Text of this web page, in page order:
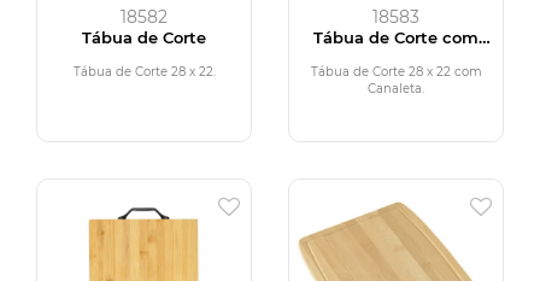
18582
Tábua de Corte
Tábua de Corte 28 x 22.
18583
Tábua de Corte com
Tábua de Corte 28 x 22 com
Canaleta.